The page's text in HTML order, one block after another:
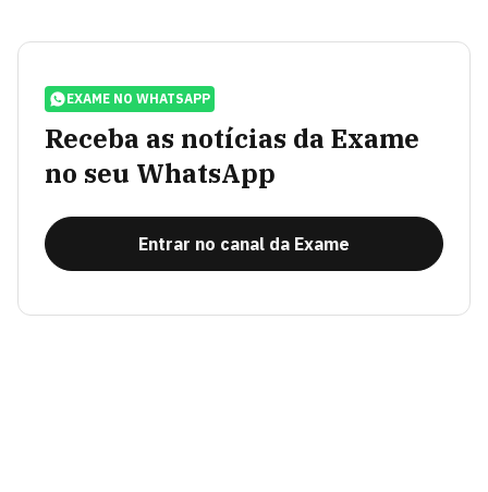
EXAME NO WHATSAPP
Receba as notícias da Exame
no seu WhatsApp
Entrar no canal da Exame